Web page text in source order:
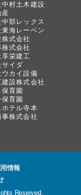
村土木建設
部レックス
海レーベン
式会社
式会社
栄建工
イダ
ウカイ設備
設株式会社
育園
育園
ホテル寺本
株式会社
情報
Reserved.